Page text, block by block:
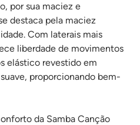
por sua maciez e
destaca pela maciez
Com laterais mais
liberdade de movimentos
elástico revestido em
proporcionando bem-
da Samba Canção